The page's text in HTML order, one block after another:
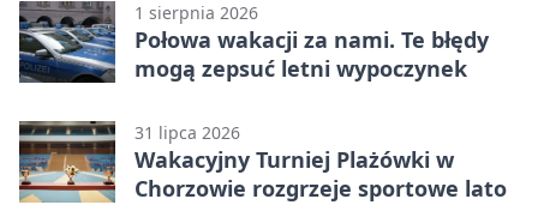
1 sierpnia 2026
Połowa wakacji za nami. Te błędy
mogą zepsuć letni wypoczynek
31 lipca 2026
Wakacyjny Turniej Plażówki w
Chorzowie rozgrzeje sportowe lato